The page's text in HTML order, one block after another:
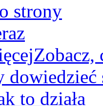
strony
Zobacz,
dowiedzieć
to działa